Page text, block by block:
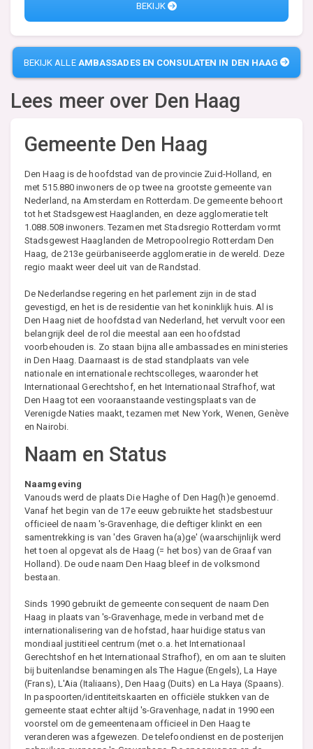
BEKIJK
BEKIJK ALLE AMBASSADES EN CONSULATEN IN DEN HAAG
Lees meer over Den Haag
Gemeente Den Haag
Den Haag is de hoofdstad van de provincie Zuid-Holland, en
met 515.880 inwoners de op twee na grootste gemeente van
Nederland, na Amsterdam en Rotterdam. De gemeente behoort
tot het Stadsgewest Haaglanden, en deze agglomeratie telt
1.088.508 inwoners. Tezamen met Stadsregio Rotterdam vormt
Stadsgewest Haaglanden de Metropoolregio Rotterdam Den
Haag, de 213e geürbaniseerde agglomeratie in de wereld. Deze
regio maakt weer deel uit van de Randstad.
De Nederlandse regering en het parlement zijn in de stad
gevestigd, en het is de residentie van het koninklijk huis. Al is
Den Haag niet de hoofdstad van Nederland, het vervult voor een
belangrijk deel de rol die meestal aan een hoofdstad
voorbehouden is. Zo staan bijna alle ambassades en ministeries
in Den Haag. Daarnaast is de stad standplaats van vele
nationale en internationale rechtscolleges, waaronder het
Internationaal Gerechtshof, en het Internationaal Strafhof, wat
Den Haag tot een vooraanstaande vestingsplaats van de
Verenigde Naties maakt, tezamen met New York, Wenen, Genève
en Nairobi.
Naam en Status
Naamgeving
Vanouds werd de plaats Die Haghe of Den Hag(h)e genoemd.
Vanaf het begin van de 17e eeuw gebruikte het stadsbestuur
officieel de naam 's-Gravenhage, die deftiger klinkt en een
samentrekking is van 'des Graven ha(a)ge' (waarschijnlijk werd
het toen al opgevat als de Haag (= het bos) van de Graaf van
Holland). De oude naam Den Haag bleef in de volksmond
bestaan.
Sinds 1990 gebruikt de gemeente consequent de naam Den
Haag in plaats van 's-Gravenhage, mede in verband met de
internationalisering van de hofstad, haar huidige status van
mondiaal justitieel centrum (met o.a. het Internationaal
Gerechtshof en het Internationaal Strafhof), en om aan te sluiten
bij buitenlandse benamingen als The Hague (Engels), La Haye
(Frans), L'Aia (Italiaans), Den Haag (Duits) en La Haya (Spaans).
In paspoorten/identiteitskaarten en officiële stukken van de
gemeente staat echter altijd 's-Gravenhage, nadat in 1990 een
voorstel om de gemeentenaam officieel in Den Haag te
veranderen was afgewezen. De telefoondienst en de posterijen